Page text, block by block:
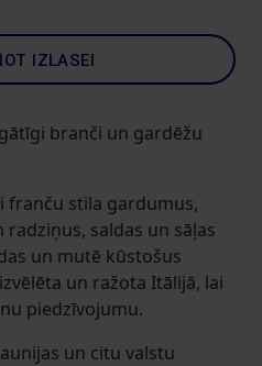
IZLASEI
branči un gardēžu
franču stila gardumus,
saldas un sāļas
un mutē kūstošus
un ražota Itālijā, lai
piedzīvojumu.
un citu valstu